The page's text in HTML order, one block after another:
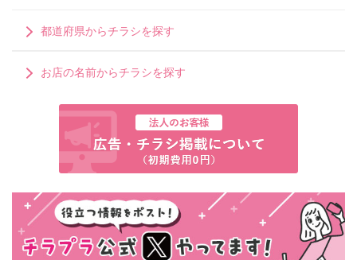
都道府県からチラシを探す
お店の名前からチラシを探す